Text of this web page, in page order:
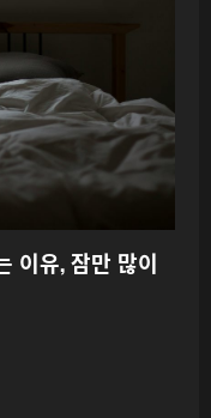
이유, 잠만 많이